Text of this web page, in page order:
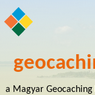
a Magyar Geocaching